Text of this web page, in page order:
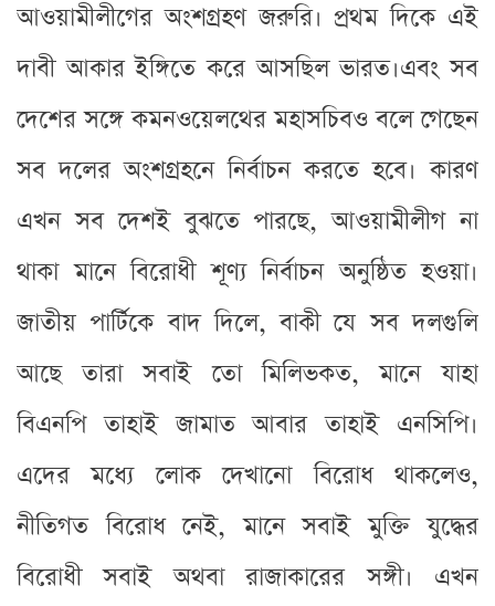
আওয়ামীলীগের অংশগ্রহণ জরুরি। প্রথম দিকে এই
দাবী আকার ইঙ্গিতে করে আসছিল ভারত।এবং সব
দেশের সঙ্গে কমনওয়েলথের মহাসচিবও বলে গেছেন
সব দলের অংশগ্রহনে নির্বাচন করতে হবে। কারণ
এখন সব দেশই বুঝতে পারছে, আওয়ামীলীগ না
থাকা মানে বিরোধী শূণ্য নির্বাচন অনুষ্ঠিত হওয়া।
জাতীয় পার্টিকে বাদ দিলে, বাকী যে সব দলগুলি
আছে তারা সবাই তো মিলিভকত, মানে যাহা
বিএনপি তাহাই জামাত আবার তাহাই এনসিপি।
এদের মধ্যে লোক দেখানো বিরোধ থাকলেও,
নীতিগত বিরোধ নেই, মানে সবাই মুক্তি যুদ্ধের
বিরোধী সবাই অথবা রাজাকারের সঙ্গী। এখন